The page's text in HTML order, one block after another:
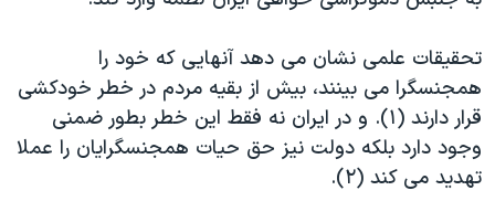
نرگس محمدی برنده جایزه نوبل صلح
همایش محافظه‌کاران آمریکا «سی‌پک»
صفحه‌های ویژه
سفر پرزیدنت ترامپ به چین
تحقیقات علمی نشان می دهد آنهايی که خود را
همجنسگرا می بينند، بيش از بقيه مردم در خطر خودکشی
قرار دارند (۱). و در ايران نه فقط اين خطر بطور ضمنی
وجود دارد بلکه دولت نیز حق حيات همجنسگرايان را عملا
تهديد می کند (۲).